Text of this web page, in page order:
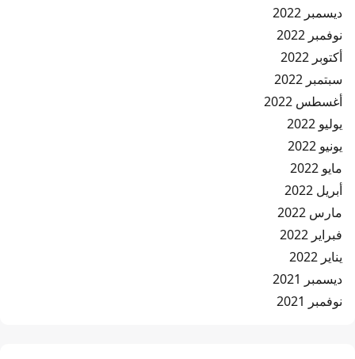
ديسمبر 2022
نوفمبر 2022
أكتوبر 2022
سبتمبر 2022
أغسطس 2022
يوليو 2022
يونيو 2022
مايو 2022
أبريل 2022
مارس 2022
فبراير 2022
يناير 2022
ديسمبر 2021
نوفمبر 2021